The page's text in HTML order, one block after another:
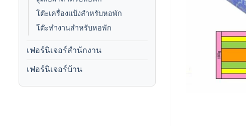
โต๊ะเครื่องแป้งสำหรับหอพัก
โต๊ะทำงานสำหรับหอพัก
เฟอร์นิเจอร์สำนักงาน
เฟอร์นิเจอร์บ้าน